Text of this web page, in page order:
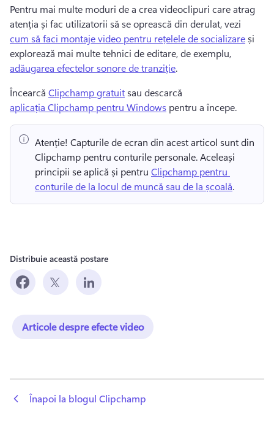
Pentru mai multe moduri de a crea videoclipuri care atrag
atenția și fac utilizatorii să se oprească din derulat, vezi
cum să faci montaje video pentru rețelele de socializare și
explorează mai multe tehnici de editare, de exemplu,
adăugarea efectelor sonore de tranziție.
Încearcă Clipchamp gratuit sau descarcă
aplicația Clipchamp pentru Windows pentru a începe.
Atenție! Capturile de ecran din acest articol sunt din
Clipchamp pentru conturile personale. Aceleași
principii se aplică și pentru Clipchamp pentru
conturile de la locul de muncă sau de la școală.
Distribuie această postare
Articole despre efecte video
Înapoi la blogul Clipchamp